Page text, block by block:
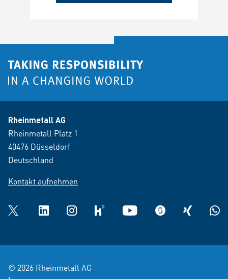
Rheinmetall AG
Rheinmetall Platz 1
40476 Düsseldorf
Deutschland
Kontakt aufnehmen
Twitter LinkedInInstagramkununu YouTube glassdoorXING
© 2026 Rheinmetall AG